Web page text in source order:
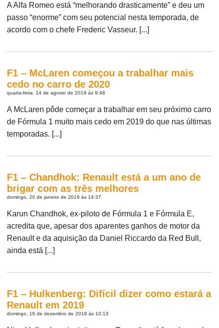
A Alfa Romeo está “melhorando drasticamente” e deu um
passo “enorme” com seu potencial nesta temporada, de
acordo com o chefe Frederic Vasseur. [...]
F1 – McLaren começou a trabalhar mais
cedo no carro de 2020
quarta-feira, 14 de agosto de 2019 às 9:48
A McLaren pôde começar a trabalhar em seu próximo carro
de Fórmula 1 muito mais cedo em 2019 do que nas últimas
temporadas. [...]
F1 – Chandhok: Renault está a um ano de
brigar com as três melhores
domingo, 20 de janeiro de 2019 às 14:37
Karun Chandhok, ex-piloto de Fórmula 1 e Fórmula E,
acredita que, apesar dos aparentes ganhos de motor da
Renault e da aquisição da Daniel Riccardo da Red Bull,
ainda está [...]
F1 – Hulkenberg: Difícil dizer como estará a
Renault em 2019
domingo, 16 de dezembro de 2018 às 10:13